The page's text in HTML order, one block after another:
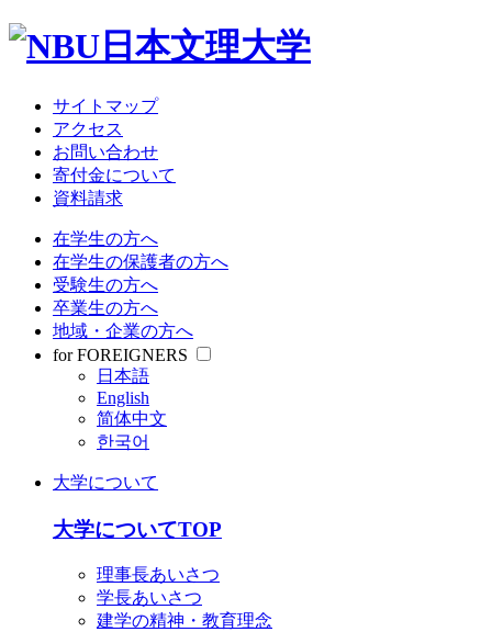
サイトマップ
アクセス
お問い合わせ
寄付金について
資料請求
在学生の方へ
在学生の保護者の方へ
受験生の方へ
卒業生の方へ
地域・企業の方へ
for FOREIGNERS
日本語
English
简体中文
한국어
大学について
大学についてTOP
理事長あいさつ
学長あいさつ
建学の精神・教育理念
大学について
教育・研究
受験情報
就職関連
学生生活
サイトマップ
アクセス
お問い合わせ
寄付金について
資料請求
在学生の方へ
在学生の保護者の方へ
受験生の方へ
卒業生の方へ
地域・企業の方へ
日本語
简体中文